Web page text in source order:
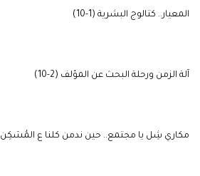
المعيار.. كتالوج البشرية (1-10)
آلة الزمن ورحلة البحث عن المؤلف (2-10)
مكاري شِل يا مجتمع.. حين ندمن كلنا ع المُسَكِن